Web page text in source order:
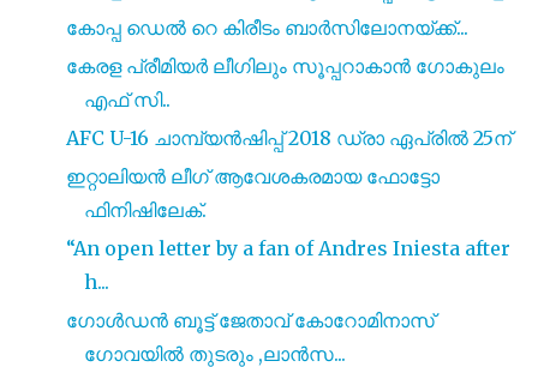
കോപ്പ ഡെല്‍ റെ കിരീടം ബാര്‍സിലോനയ്ക്ക്...
കേരള പ്രീമിയർ ലീഗിലും സൂപ്പറാകാൻ ഗോകുലം
എഫ് സി..
AFC U-16 ചാമ്പ്യൻഷിപ്പ് 2018 ഡ്രാ ഏപ്രിൽ 25ന്
ഇറ്റാലിയൻ ലീഗ് ആവേശകരമായ ഫോട്ടോ
ഫിനിഷിലേക്.
“An open letter by a fan of Andres Iniesta after
h...
ഗോൾഡൻ ബൂട്ട് ജേതാവ് കോറോമിനാസ്
ഗോവയിൽ തുടരും ,ലാൻസ...